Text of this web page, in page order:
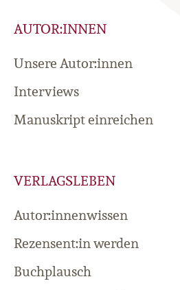
AUTOR:INNEN
Unsere Autor:innen
Interviews
Manuskript einreichen
VERLAGSLEBEN
Autor:innenwissen
Rezensent:in werden
Buchplausch